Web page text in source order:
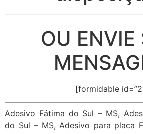
OU ENVIE
[formidable
Adesivo Fátima do Sul – MS,
do Sul – MS, Adesivo para placa